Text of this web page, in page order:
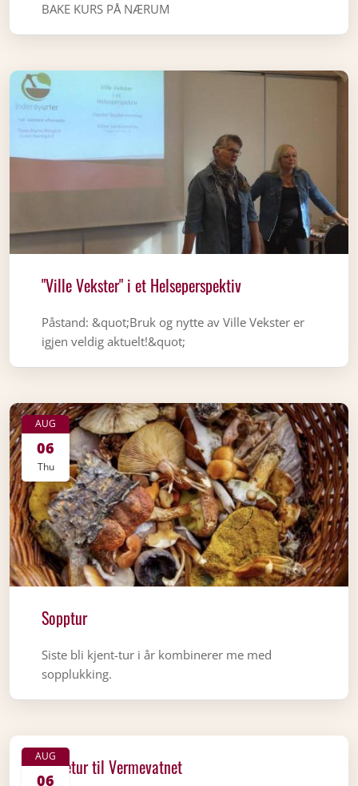
BAKE KURS PÅ NÆRUM
"Ville Vekster" i et Helseperspektiv
Påstand: &quot;Bruk og nytte av Ville Vekster er
igjen veldig aktuelt!&quot;
AUG
06
Thu
Sopptur
Siste bli kjent-tur i år kombinerer me med
sopplukking.
AUG
06
Fisketur til Vermevatnet